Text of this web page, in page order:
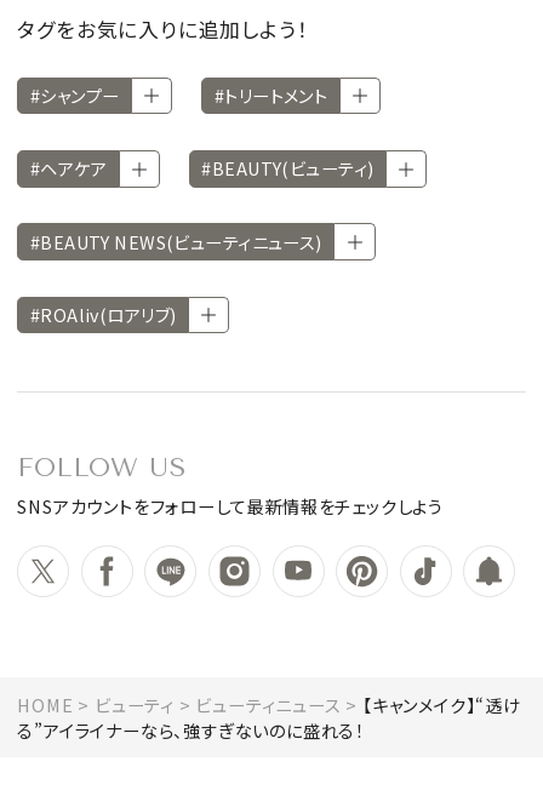
タグをお気に入りに追加しよう！
#シャンプー #トリートメント
#ヘアケア #BEAUTY(ビューティ)
#BEAUTY NEWS(ビューティニュース)
#ROAliv(ロアリブ)
FOLLOW US
SNSアカウントをフォローして最新情報をチェックしよう
HOME ビューティ ビューティニュース
【キャンメイク】“透け
る”アイライナーなら、強すぎないのに盛れる！